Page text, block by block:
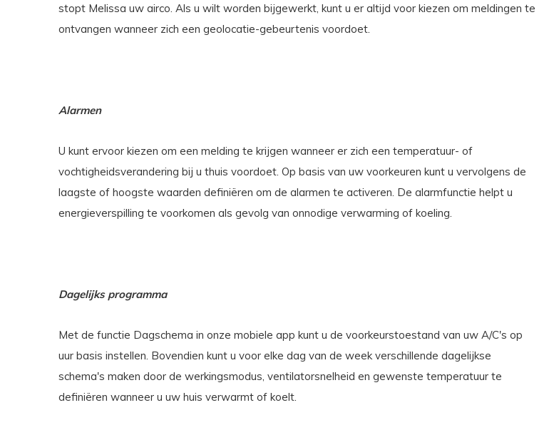
stopt Melissa uw airco. Als u wilt worden bijgewerkt, kunt u er altijd voor kiezen om meldingen te
ontvangen wanneer zich een geolocatie-gebeurtenis voordoet.
Alarmen
U kunt ervoor kiezen om een melding te krijgen wanneer er zich een temperatuur- of
vochtigheidsverandering bij u thuis voordoet. Op basis van uw voorkeuren kunt u vervolgens de
laagste of hoogste waarden definiëren om de alarmen te activeren. De alarmfunctie helpt u
energieverspilling te voorkomen als gevolg van onnodige verwarming of koeling.
Dagelijks programma
Met de functie Dagschema in onze mobiele app kunt u de voorkeurstoestand van uw A/C's op
uur basis instellen. Bovendien kunt u voor elke dag van de week verschillende dagelijkse
schema's maken door de werkingsmodus, ventilatorsnelheid en gewenste temperatuur te
definiëren wanneer u uw huis verwarmt of koelt.